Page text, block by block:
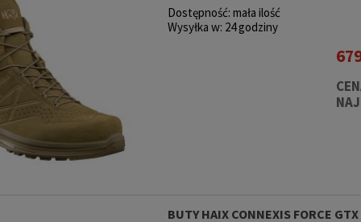
Dostępność: mała ilość
Wysyłka w: 24 godziny
BUTY HAIX CONNEXIS FORCE GTX